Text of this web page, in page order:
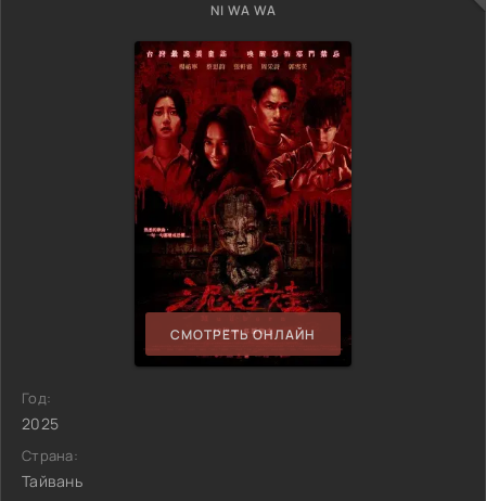
NI WA WA
СМОТРЕТЬ ОНЛАЙН
Год:
2025
Страна:
Тайвань